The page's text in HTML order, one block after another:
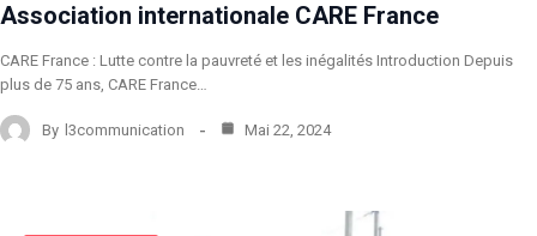
Association internationale CARE France
CARE France : Lutte contre la pauvreté et les inégalités Introduction Depuis
plus de 75 ans, CARE France…
By l3communication Mai 22, 2024